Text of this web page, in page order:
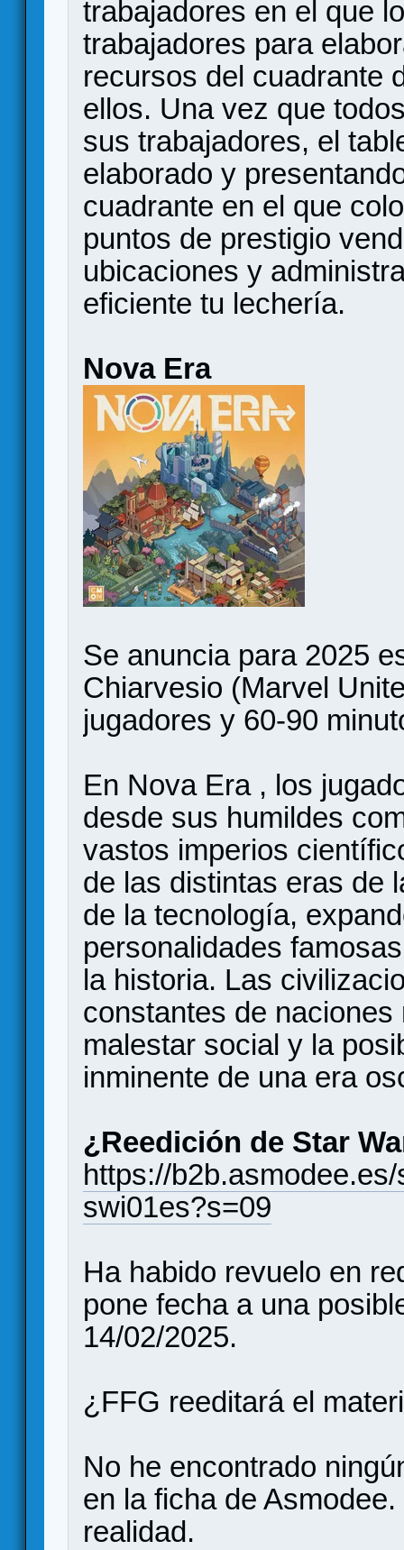
trabajadores en el que
trabajadores para
recursos del cuadrante
ellos. Una vez que
sus trabajadores, el
elaborado y
cuadrante en el que
puntos de prestigio
ubicaciones y
eficiente tu lechería.
Nova Era
Se anuncia para 2025
Chiarvesio (Marvel
jugadores y 60-90
En Nova Era , los
desde sus humildes
vastos imperios
de las distintas eras de
de la tecnología,
personalidades
la historia. Las
constantes de
malestar social y la
inminente de una era
¿Reedición de Star
https://
swi01es?s=09
Ha habido revuelo en
pone fecha a una
14/02/2025.
¿FFG reeditará el
No he encontrado
en la ficha de
realidad.